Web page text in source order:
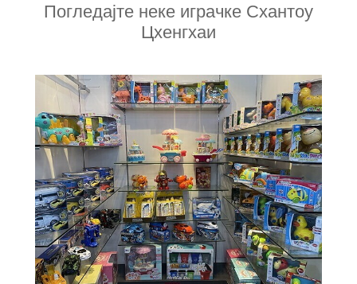
Погледајте неке играчке Схантоу
Цхенгхаи